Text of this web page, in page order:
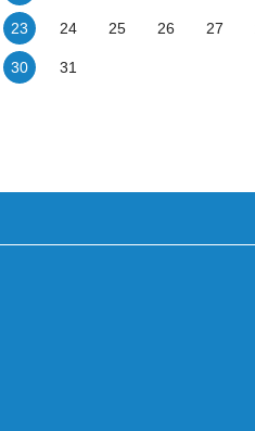
23 24 25 26 27
30 31